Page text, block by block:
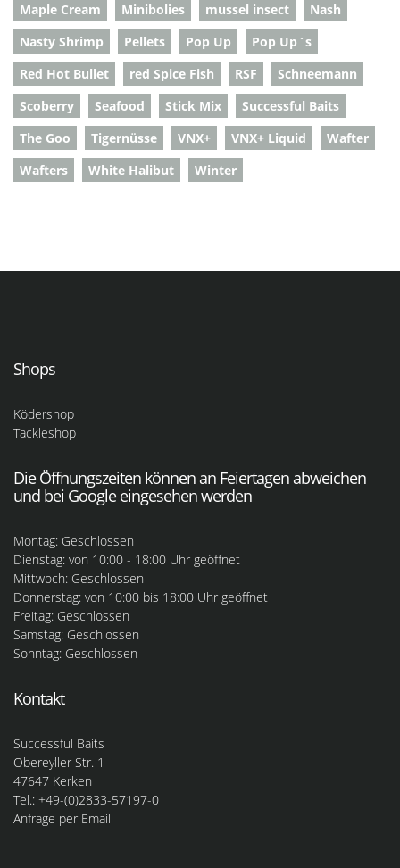
Maple Cream
Minibolies mussel insect
Nash
Nasty Shrimp
Pellets Pop Up
Pop Up`s
Red Hot Bullet
red Spice Fish RSF
Schneemann
Scoberry
Seafood Stick Mix
Successful Baits
The Goo
Tigernüsse VNX+ VNX+ Liquid
Wafter
Wafters
White Halibut Winter
Shops
Ködershop
Tackleshop
Die Öffnungszeiten können an Feiertagen abweichen
und bei Google eingesehen werden
Montag: Geschlossen
Dienstag: von 10:00 - 18:00 Uhr geöffnet
Mittwoch: Geschlossen
Donnerstag: von 10:00 bis 18:00 Uhr geöffnet
Freitag: Geschlossen
Samstag: Geschlossen
Sonntag: Geschlossen
Kontakt
Successful Baits
Obereyller Str. 1
47647 Kerken
Tel.: +49-(0)2833-57197-0
Anfrage per Email